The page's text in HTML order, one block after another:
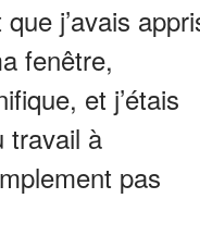
j’avais
fenêtre,
et j’étais
travail à
pas